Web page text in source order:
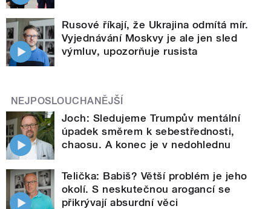
Rusové říkají, že Ukrajina odmítá mír.
Vyjednávání Moskvy je ale jen sled
výmluv, upozorňuje rusista
NEJPOSLOUCHANĚJŠÍ
Joch: Sledujeme Trumpův mentální
úpadek směrem k sebestřednosti,
chaosu. A konec je v nedohlednu
Telička: Babiš? Větší problém je jeho
okolí. S neskutečnou arogancí se
přikrývají absurdní věci